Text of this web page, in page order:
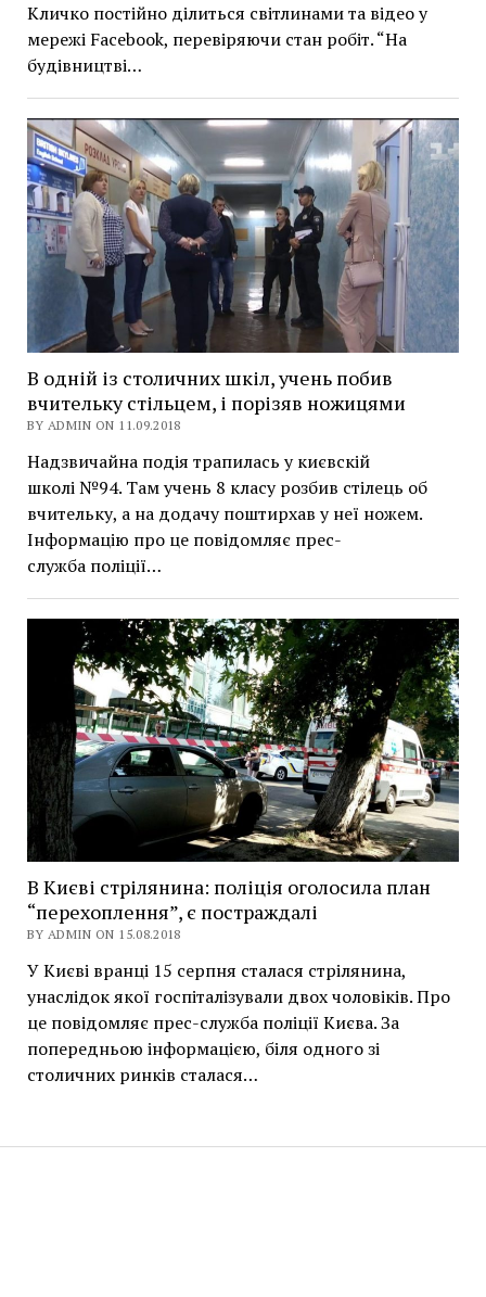
Кличко постійно ділиться світлинами та відео у
мережі Facebook, перевіряючи стан робіт. “На
будівництві…
В одній із столичних шкіл, учень побив
вчительку стільцем, і порізяв ножицями
BY ADMIN ON 11.09.2018
Надзвичайна подія трапилась у києвскій
школі №94. Там учень 8 класу розбив стілець об
вчительку, а на додачу поштирхав у неї ножем.
Інформацію про це повідомляє прес-
служба поліції…
В Києві стрілянина: поліція оголосила план
“перехоплення”, є постраждалі
BY ADMIN ON 15.08.2018
У Києві вранці 15 серпня сталася стрілянина,
унаслідок якої госпіталізували двох чоловіків. Про
це повідомляє прес-служба поліції Києва. За
попередньою інформацією, біля одного зі
столичних ринків сталася…